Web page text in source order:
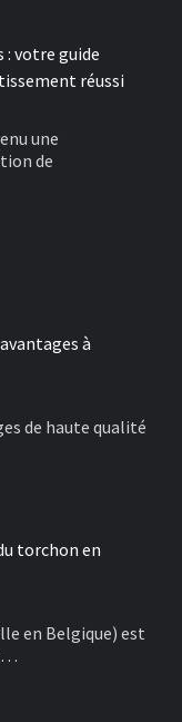
: votre guide
réussi
une
de
à
de haute qualité
torchon en
en Belgique) est